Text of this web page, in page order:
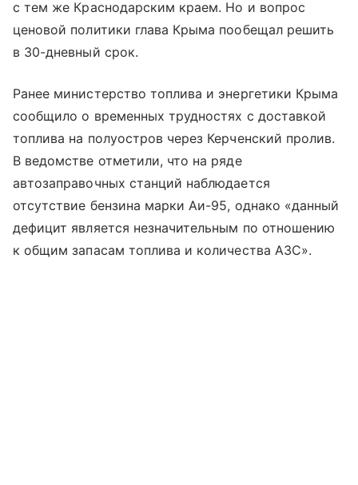
с тем же Краснодарским краем. Но и вопрос
ценовой политики глава Крыма пообещал решить
в 30-дневный срок.
Ранее министерство топлива и энергетики Крыма
сообщило о временных трудностях с доставкой
топлива на полуостров через Керченский пролив.
В ведомстве отметили, что на ряде
автозаправочных станций наблюдается
отсутствие бензина марки Аи-95, однако «данный
дефицит является незначительным по отношению
к общим запасам топлива и количества АЗС».